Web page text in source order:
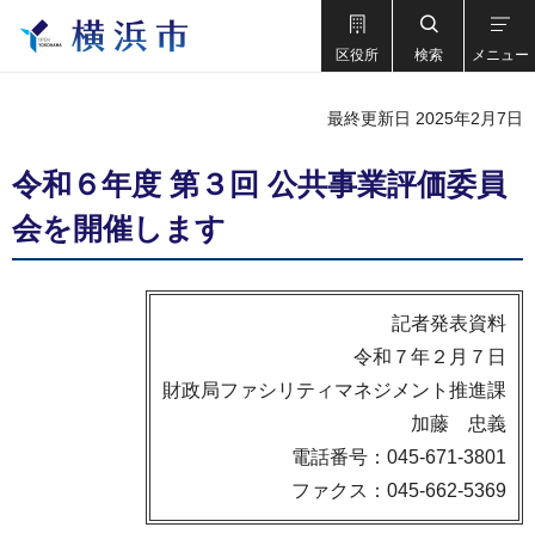
区役所 検索 メニュー
最終更新日 2025年2月7日
令和６年度 第３回 公共事業評価委員
会を開催します
記者発表資料
令和７年２月７日
財政局ファシリティマネジメント推進課
加藤 忠義
電話番号：045-671-3801
ファクス：045-662-5369